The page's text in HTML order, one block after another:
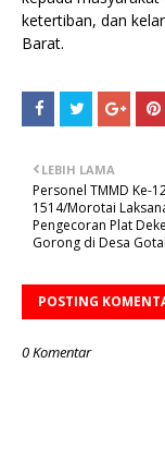
ketertiban, dan
Barat.
LEBIH LAMA
Personel TMMD Ke-
1514/Morotai
Pengecoran Plat
Gorong di Desa
POSTING
0 Komentar